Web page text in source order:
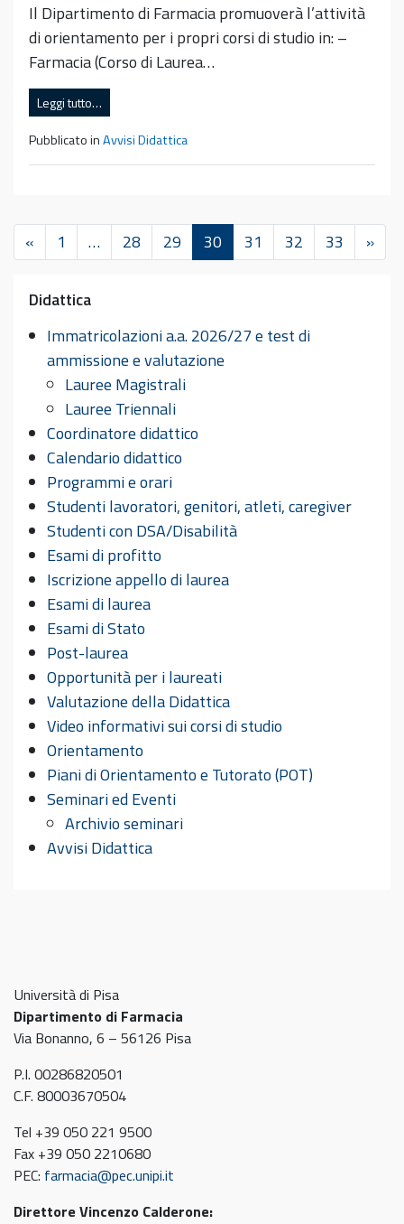
Il Dipartimento di Farmacia promuoverà l’attività
di orientamento per i propri corsi di studio in: –
Farmacia (Corso di Laurea…
Leggi tutto…
Pubblicato inAvvisi Didattica
« 1 … 28 29 30 31 32 33 »
Didattica
Immatricolazioni a.a. 2026/27 e test di
ammissione e valutazione
Lauree Magistrali
Lauree Triennali
Coordinatore didattico
Calendario didattico
Programmi e orari
Studenti lavoratori, genitori, atleti, caregiver
Studenti con DSA/Disabilità
Esami di profitto
Iscrizione appello di laurea
Esami di laurea
Esami di Stato
Post-laurea
Opportunità per i laureati
Valutazione della Didattica
Video informativi sui corsi di studio
Orientamento
Piani di Orientamento e Tutorato (POT)
Seminari ed Eventi
Archivio seminari
Avvisi Didattica
Università di Pisa
Dipartimento di Farmacia
Via Bonanno, 6 – 56126 Pisa
P.I. 00286820501
C.F. 80003670504
Tel +39 050 221 9500
Fax +39 050 2210680
PEC: farmacia@pec.unipi.it
Direttore Vincenzo Calderone: